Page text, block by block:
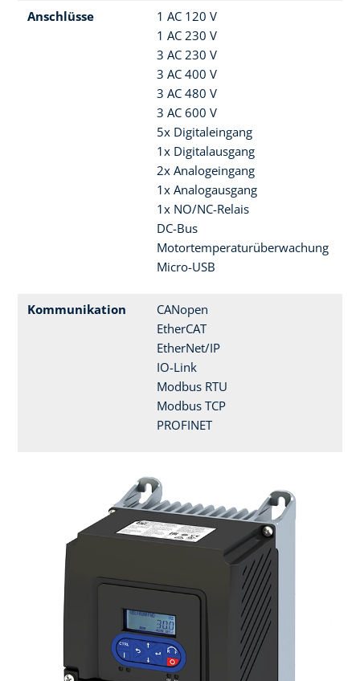
Anschlüsse
1 AC 120 V
1 AC 230 V
3 AC 230 V
3 AC 400 V
3 AC 480 V
3 AC 600 V
5x Digitaleingang
1x Digitalausgang
2x Analogeingang
1x Analogausgang
1x NO/NC-Relais
DC-Bus
Motortemperaturüberwachung
Micro-USB
Kommunikation
CANopen
EtherCAT
EtherNet/IP
IO-Link
Modbus RTU
Modbus TCP
PROFINET